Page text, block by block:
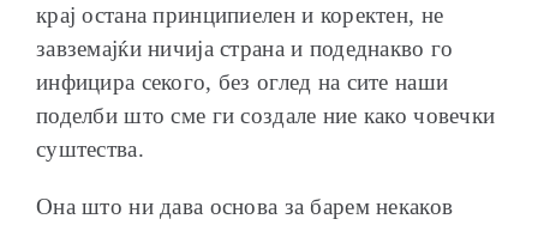
крај остана принципиелен и коректен, не
завземајќи ничија страна и подеднакво го
инфицира секого, без оглед на сите наши
поделби што сме ги создале ние како човечки
суштества.
Она што ни дава основа за барем некаков